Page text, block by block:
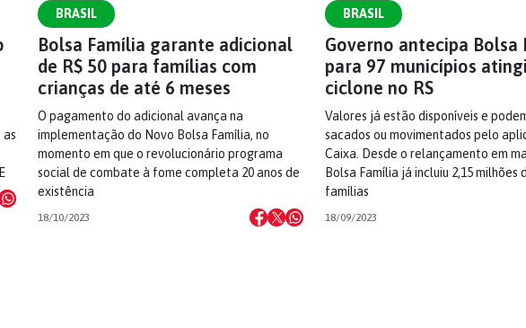
as
BRASIL
Bolsa Família garante adicional
de R$ 50 para famílias com
crianças de até 6 meses
O pagamento do adicional avança na
implementação do Novo Bolsa Família, no
momento em que o revolucionário programa
social de combate à fome completa 20 anos de
existência
18/10/2023
BRASIL
Governo antecipa Bolsa
para 97 municípios
ciclone no RS
Valores já estão disponíveis e
sacados ou movimentados pelo
Caixa. Desde o relançamento em
Bolsa Família já incluiu 2,15 milhões
famílias
18/09/2023